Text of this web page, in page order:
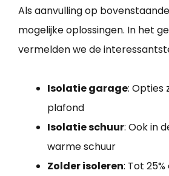
Als aanvulling op
mogelijke oplossingen. In het
vermelden we de
Isolatie garage: Opties
plafond
Isolatie schuur: Ook in
warme schuur
Zolder isoleren: Tot